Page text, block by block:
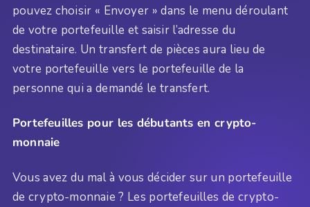
pouvez choisir « Envoyer » dans le menu déroulant
de votre portefeuille et saisir l’adresse du
destinataire. Un transfert de pièces aura lieu de
votre portefeuille vers le portefeuille de la
personne qui a demandé le transfert.
Portefeuilles pour les débutants en crypto-
monnaie
Vous avez du mal à vous décider sur un portefeuille
de crypto-monnaie ? Les portefeuilles de crypto-